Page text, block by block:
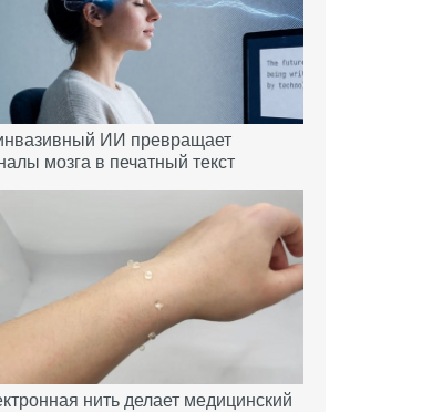
ИИ превращает
мозга в печатный текст
нить делает медицинский